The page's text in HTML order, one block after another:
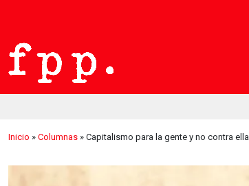
Inicio » Columnas » Capitalismo para la gente y no contra ella